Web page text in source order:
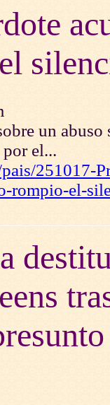
un
por el...
251017-
rompio-el-